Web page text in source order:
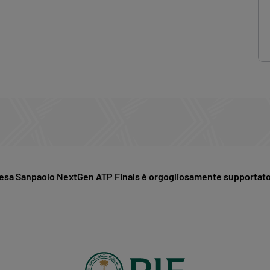
Sanpaolo NextGen ATP Finals è orgogliosamente